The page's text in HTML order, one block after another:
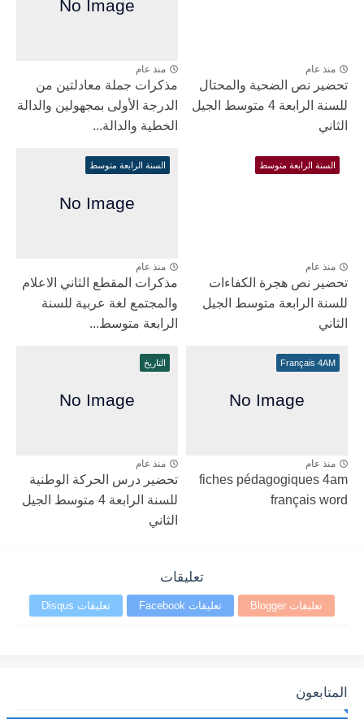
منذ عام
تحضير نص الضحية والمحتال
للسنة الرابعة 4 متوسط الجيل
الثاني
منذ عام
مذكرات جملة معادلتين من
الدرجة الأولى بمجهولين والدالة
الخطية والدالة...
السنة الرابعة متوسط
منذ عام
تحضير نص هجرة الكفاءات
للسنة الرابعة متوسط الجيل
الثاني
السنة الرابعة متوسط
منذ عام
مذكرات المقطع الثاني الاعلام
والمجتمع لغة عربية للسنة
الرابعة متوسط...
Français 4AM
منذ عام
fiches pédagogiques 4am
français word
التاريخ
منذ عام
تحضير درس الحركة الوطنية
للسنة الرابعة 4 متوسط الجيل
الثاني
تعليقات
تعليقات Blogger تعليقات Facebook تعليقات Disqus
المتابعون